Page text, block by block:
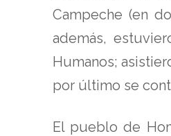
Campeche (en
además,
Humanos;
por último se
El pueblo de